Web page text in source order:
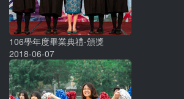
106學年度畢業典禮-頒獎
2018-06-07